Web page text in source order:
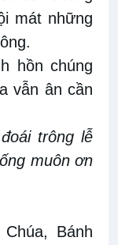
mát những
hồn chúng
vẫn ân cần
trông lễ
muôn ơn
Bánh